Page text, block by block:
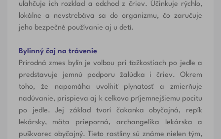
uľahčuje ich rozklad a odchod z čriev. Účinkuje rýchlo,
lokálne a nevstrebáva sa do organizmu, čo zaručuje
jeho bezpečné používanie aj u detí.
Bylinný čaj na trávenie
Prírodná zmes bylín je voľbou pri ťažkostiach po jedle a
predstavuje jemnú podporu žalúdka i čriev. Okrem
toho, že napomáha uvoľniť plynatosť a zmierňuje
nadúvanie, prispieva aj k celkovo príjemnejšiemu pocitu
po jedle. Jej základ tvorí čakanka obyčajná, repík
lekársky, mäta prieporná, archangelika lekárska a
puškvorec obyčajný. Tieto rastliny sú známe nielen tým,